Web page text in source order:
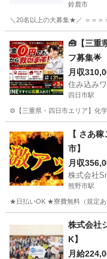
鈴鹿市
＼20名以上の大募集★／ ＝＝＝
工場
🧰【三重
フ募集🌟
月収
住み込み
四日市駅
⚙️【三重県・四日市エリア】化
四日市駅
【 さあ
市】
月収
株式会社
熊野市駅
★日払いOK ★寮費無料（規定あ
熊野市駅
株式会社
K】
月給